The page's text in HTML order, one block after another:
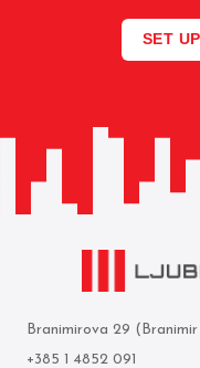
SET
Branimirova 29
+385 1 4852 091